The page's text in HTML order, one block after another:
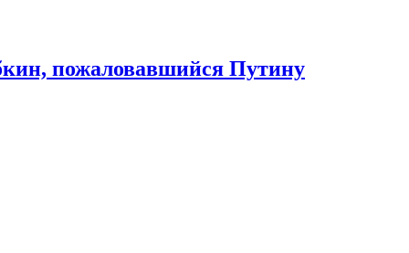
пожаловавшийся Путину